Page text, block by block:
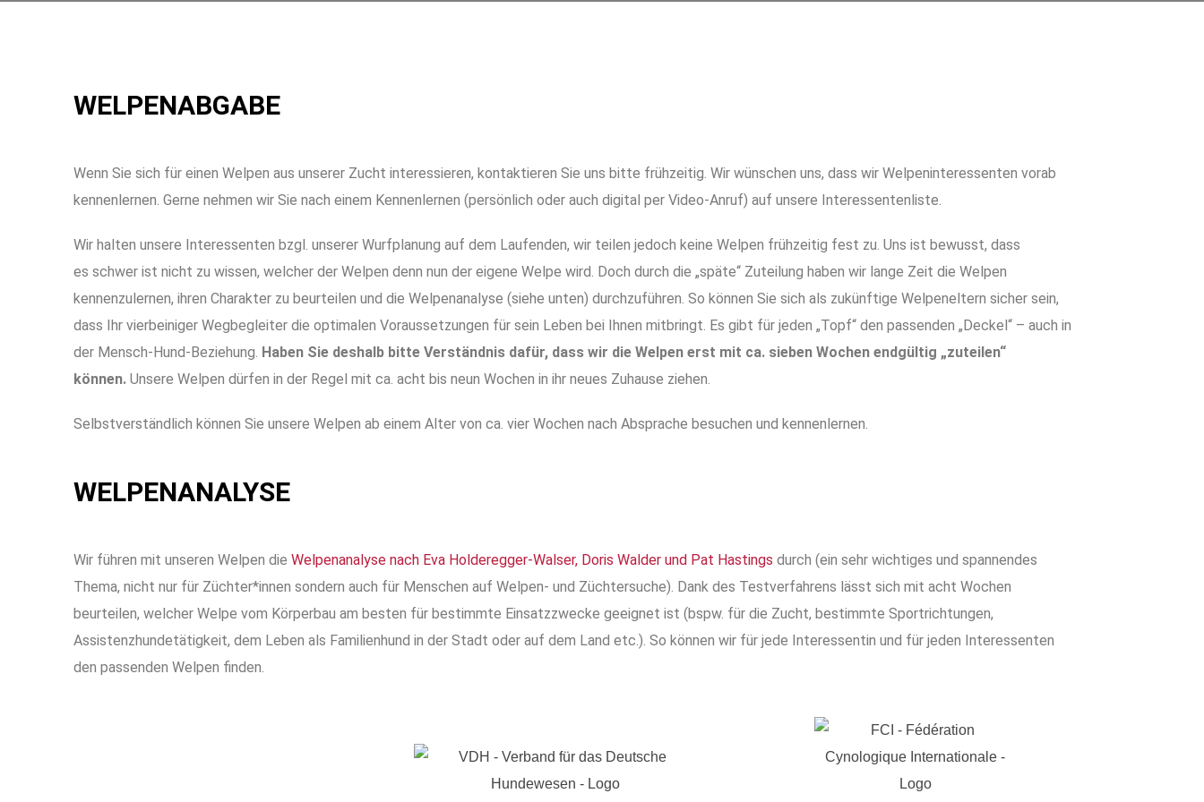
WELPENABGABE
Wenn Sie sich für einen Welpen aus unserer Zucht interessieren, kontaktieren Sie uns bitte frühzeitig. Wir wünschen uns, dass wir Welpeninteressenten vorab
kennenlernen. Gerne nehmen wir Sie nach einem Kennenlernen (persönlich oder auch digital per Video-Anruf) auf unsere Interessentenliste.
Wir halten unsere Interessenten bzgl. unserer Wurfplanung auf dem Laufenden, wir teilen jedoch keine Welpen frühzeitig fest zu. Uns ist bewusst, dass
es schwer ist nicht zu wissen, welcher der Welpen denn nun der eigene Welpe wird. Doch durch die „späte“ Zuteilung haben wir lange Zeit die Welpen
kennenzulernen, ihren Charakter zu beurteilen und die Welpenanalyse (siehe unten) durchzuführen. So können Sie sich als zukünftige Welpeneltern sicher sein,
dass Ihr vierbeiniger Wegbegleiter die optimalen Voraussetzungen für sein Leben bei Ihnen mitbringt. Es gibt für jeden „Topf“ den passenden „Deckel“ – auch in
der Mensch-Hund-Beziehung. Haben Sie deshalb bitte Verständnis dafür, dass wir die Welpen erst mit ca. sieben Wochen endgültig „zuteilen“
können. Unsere Welpen dürfen in der Regel mit ca. acht bis neun Wochen in ihr neues Zuhause ziehen.
Selbstverständlich können Sie unsere Welpen ab einem Alter von ca. vier Wochen nach Absprache besuchen und kennenlernen.
WELPENANALYSE
Wir führen mit unseren Welpen die Welpenanalyse nach Eva Holderegger-Walser, Doris Walder und Pat Hastings durch (ein sehr wichtiges und spannendes
Thema, nicht nur für Züchter*innen sondern auch für Menschen auf Welpen- und Züchtersuche). Dank des Testverfahrens lässt sich mit acht Wochen
beurteilen, welcher Welpe vom Körperbau am besten für bestimmte Einsatzzwecke geeignet ist (bspw. für die Zucht, bestimmte Sportrichtungen,
Assistenzhundetätigkeit, dem Leben als Familienhund in der Stadt oder auf dem Land etc.). So können wir für jede Interessentin und für jeden Interessenten
den passenden Welpen finden.